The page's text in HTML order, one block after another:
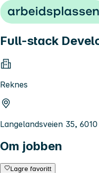
Hopp til innhold
Full-stack
Reknes
Langelandsveien 35,
Om jobben
Lagre favoritt